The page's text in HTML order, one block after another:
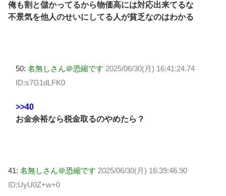
俺も割と儲かってるから物価高には対応出来てるな
不景気を他人のせいにしてる人が貧乏なのはわかる
50: 名無しさん＠恐縮です 2025/06/30(月) 16:41:24.74
ID:s7G1dLFK0
>>40
お金余裕なら税金取るのやめたら？
41: 名無しさん＠恐縮です 2025/06/30(月) 16:39:46.90
ID:UyU0Z+w+0